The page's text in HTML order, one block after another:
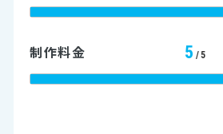
制作料金 5 /5